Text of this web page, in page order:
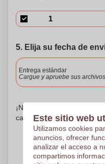
5. Elija su fecha de
Entrega estándar
Cargue y apruebe sus
¡No te preocupes!
canasta de compras
Este sitio web
Utilizamos cookies
anuncios, ofrecer
analizar el acceso a
compartimos